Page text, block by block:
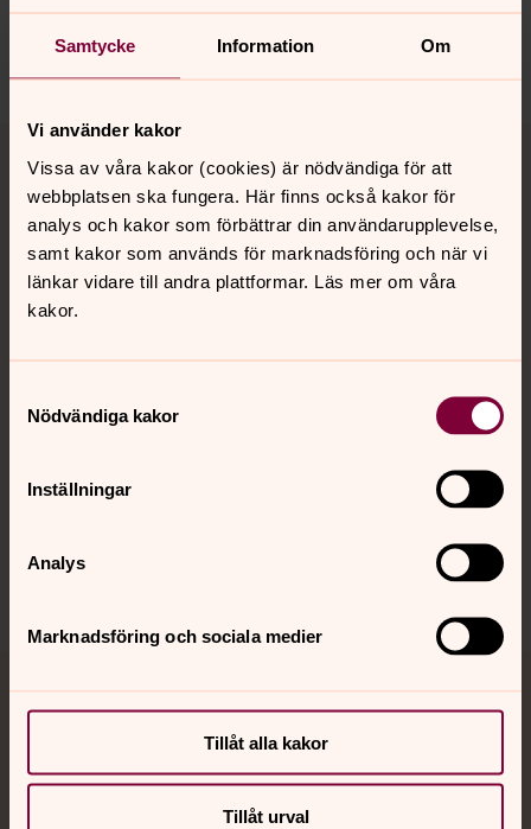
Samtycke Information Om
Vi använder kakor
Vissa av våra kakor (cookies) är nödvändiga för att
webbplatsen ska fungera. Här finns också kakor för
analys och kakor som förbättrar din användarupplevelse,
samt kakor som används för marknadsföring och när vi
länkar vidare till andra plattformar. Läs mer om våra
kakor.
Nödvändiga kakor
Inställningar
Analys
Marknadsföring och sociala medier
Tillåt alla kakor
Tillåt urval
motala.forsamling@svenskakyrkan.se
Dela
Tillbaka till toppen
Tillbaka till innehållet
Kontakt
Hitta snabbt
Jourhavande präst
Akut samtals- och krisstöd. Prata eller chatta anonymt
med en präst på kvällar och nätter.